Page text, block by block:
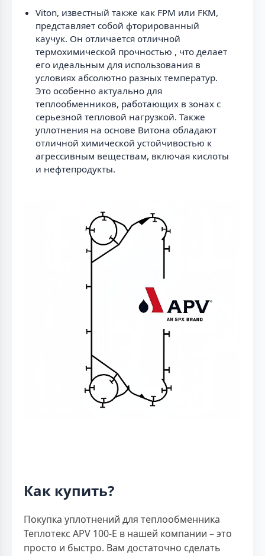
Viton, известный также как FPM или FKM,
представляет собой фторированный
каучук. Он отличается отличной
термохимической прочностью , что делает
его идеальным для использования в
условиях абсолютно разных температур.
Это особенно актуально для
теплообменников, работающих в зонах с
серьезной тепловой нагрузкой. Также
уплотнения на основе Витона обладают
отличной химической устойчивостью к
агрессивным веществам, включая кислоты
и нефтепродукты.
Как купить?
Покупка уплотнений для теплообменника
Теплотекс APV 100-E в нашей компании – это
просто и быстро. Вам достаточно сделать